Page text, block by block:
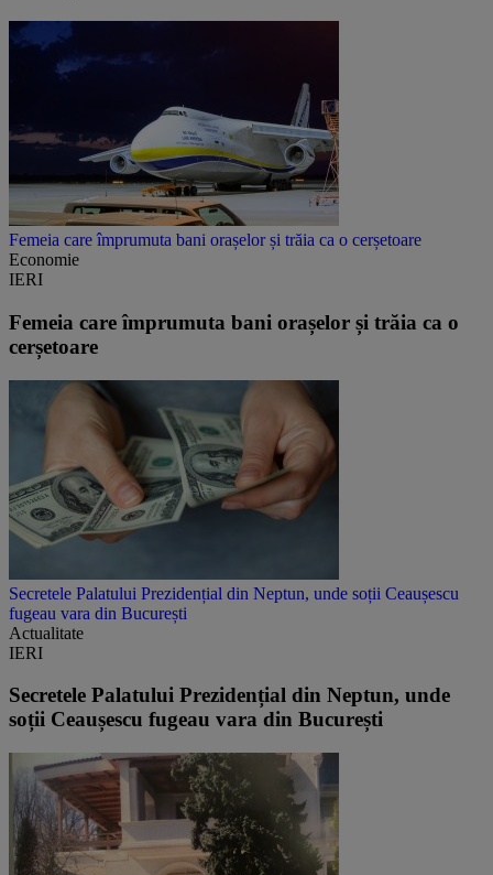
Femeia care împrumuta bani orașelor și trăia ca o cerșetoare
Economie
IERI
Femeia care împrumuta bani orașelor și trăia ca o
cerșetoare
Secretele Palatului Prezidențial din Neptun, unde soții Ceaușescu
fugeau vara din București
Actualitate
IERI
Secretele Palatului Prezidențial din Neptun, unde
soții Ceaușescu fugeau vara din București